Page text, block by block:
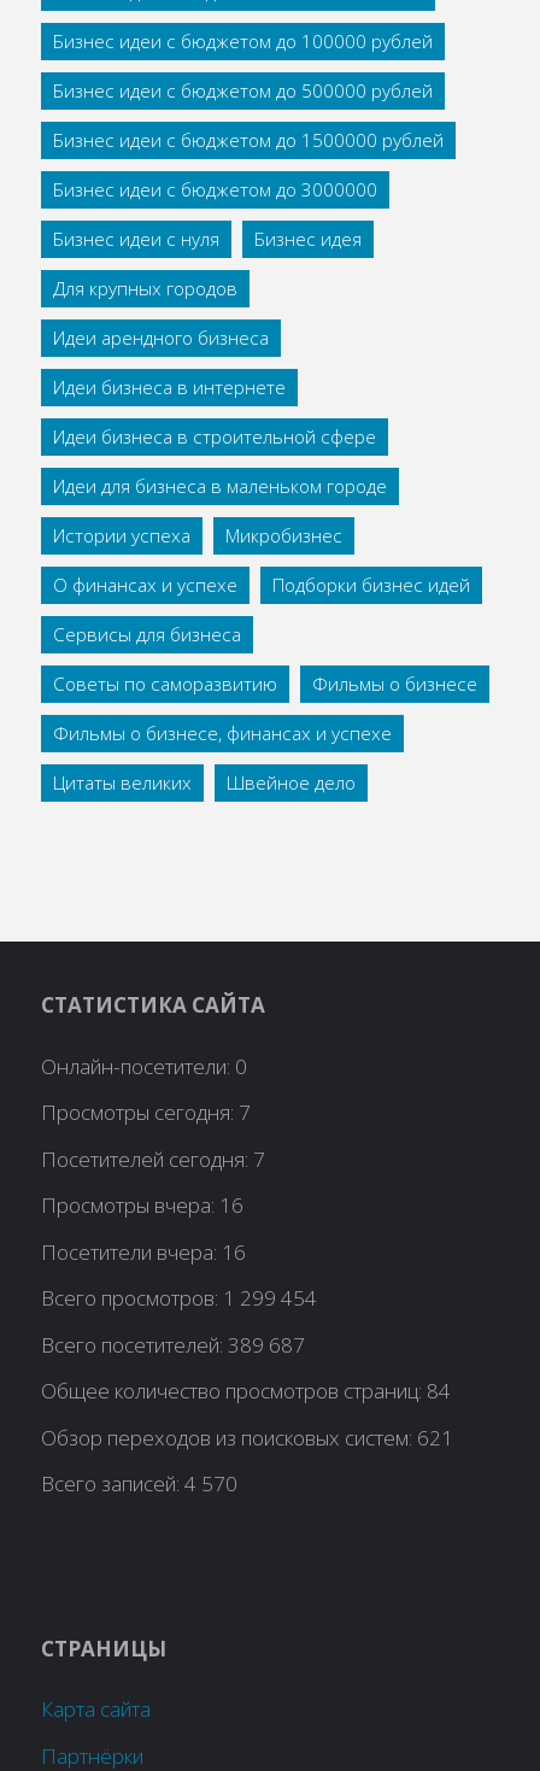
Бизнес идеи с бюджетом до 100000 рублей
Бизнес идеи с бюджетом до 500000 рублей
Бизнес идеи с бюджетом до 1500000 рублей
Бизнес идеи с бюджетом до 3000000
Бизнес идеи с нуля
Бизнес идея
Для крупных городов
Идеи арендного бизнеса
Идеи бизнеса в интернете
Идеи бизнеса в строительной сфере
Идеи для бизнеса в маленьком городе
Истории успеха
Микробизнес
О финансах и успехе
Подборки бизнес идей
Сервисы для бизнеса
Советы по саморазвитию
Фильмы о бизнесе
Фильмы о бизнесе, финансах и успехе
Цитаты великих
Швейное дело
СТАТИСТИКА САЙТА
Онлайн-посетители: 0
Просмотры сегодня: 7
Посетителей сегодня: 7
Просмотры вчера: 16
Посетители вчера: 16
Всего просмотров: 1 299 454
Всего посетителей:389 687
Общее количество просмотров страниц: 84
Обзор переходов из поисковых систем: 621
Всего записей:4 570
СТРАНИЦЫ
Карта сайта
Партнёрки